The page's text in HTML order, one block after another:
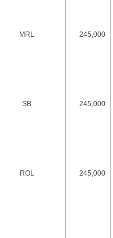
MRL 245,000
SB 245,000
ROL 245,000